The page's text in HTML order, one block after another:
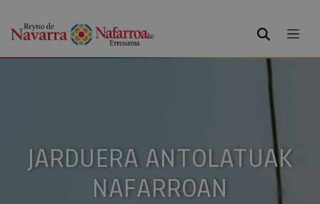
BILATU
JARDUERA ANTOLATUAK
NAFARROAN